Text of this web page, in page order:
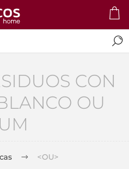
CON
OU
<OU>